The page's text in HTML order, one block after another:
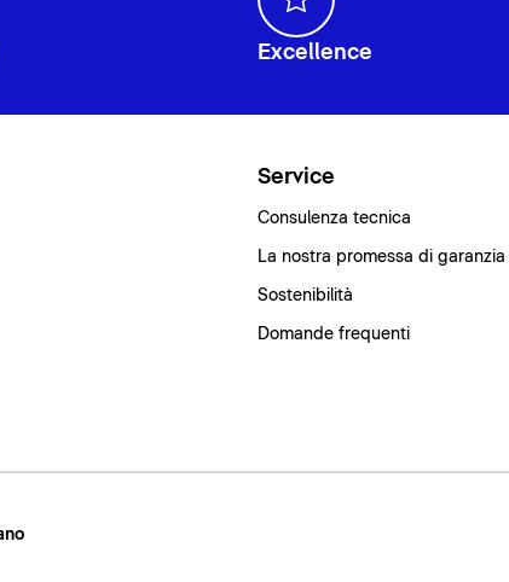
Excellence
Service
Consulenza tecnica
La nostra promessa di garanzia
Sostenibilità
Domande frequenti